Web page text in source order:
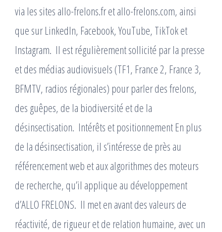
via les sites allo-frelons.fr et allo-frelons.com, ainsi
que sur LinkedIn, Facebook, YouTube, TikTok et
Instagram. ​ Il est régulièrement sollicité par la presse
et des médias audiovisuels (TF1, France 2, France 3,
BFMTV, radios régionales) pour parler des frelons,
des guêpes, de la biodiversité et de la
désinsectisation. ​ Intérêts et positionnement En plus
de la désinsectisation, il s’intéresse de près au
référencement web et aux algorithmes des moteurs
de recherche, qu’il applique au développement
d’ALLO FRELONS. ​ Il met en avant des valeurs de
réactivité, de rigueur et de relation humaine, avec un